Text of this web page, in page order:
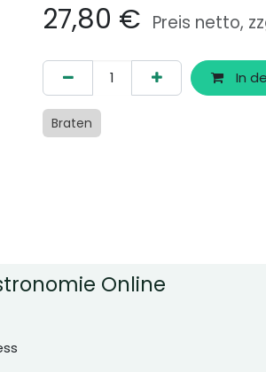
27,80 € Preis netto,
In
Braten
Online